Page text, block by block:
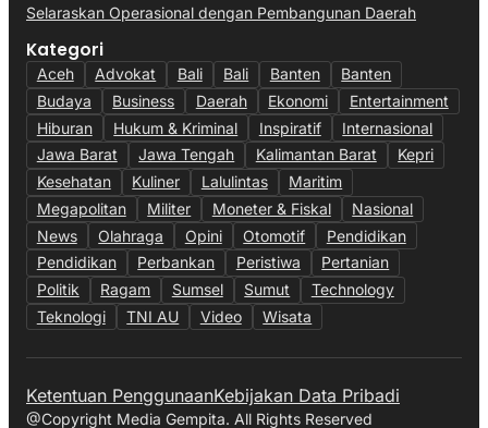
Selaraskan Operasional dengan Pembangunan Daerah
Kategori
Aceh Advokat Bali Bali Banten
Banten
Budaya
Business Daerah Ekonomi
Entertainment
Hiburan
Hukum & Kriminal Inspiratif
Internasional
Jawa Barat
Jawa Tengah Kalimantan Barat
Kepri
Kesehatan
Kuliner Lalulintas
Maritim
Megapolitan
Militer Moneter & Fiskal
Nasional
News
Olahraga Opini Otomotif
Pendidikan
Pendidikan
Perbankan Peristiwa
Pertanian
Politik
Ragam Sumsel Sumut
Technology
Teknologi
TNI AU Video Wisata
Ketentuan PenggunaanKebijakan Data Pribadi
@Copyright Media Gempita. All Rights Reserved